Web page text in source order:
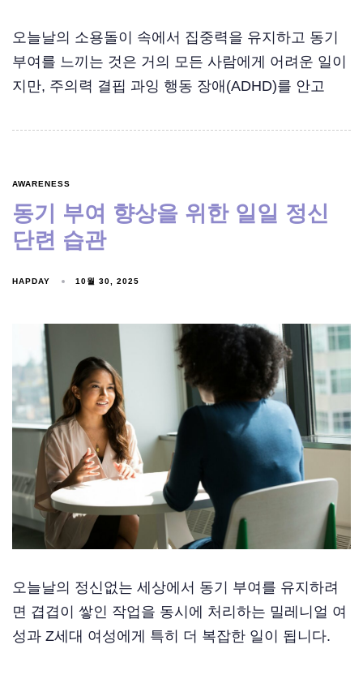
오늘날의 소용돌이 속에서 집중력을 유지하고 동기
부여를 느끼는 것은 거의 모든 사람에게 어려운 일이
지만, 주의력 결핍 과잉 행동 장애(ADHD)를 안고
AWARENESS
동기 부여 향상을 위한 일일 정신
단련 습관
HAPDAY 10월 30, 2025
오늘날의 정신없는 세상에서 동기 부여를 유지하려
면 겹겹이 쌓인 작업을 동시에 처리하는 밀레니얼 여
성과 Z세대 여성에게 특히 더 복잡한 일이 됩니다.